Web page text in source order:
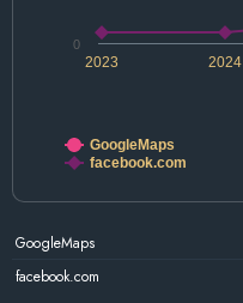
2024
2023
0
GoogleMaps
facebook.com
GoogleMaps
facebook.com